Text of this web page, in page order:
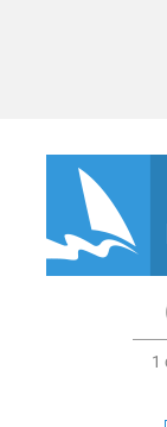
1